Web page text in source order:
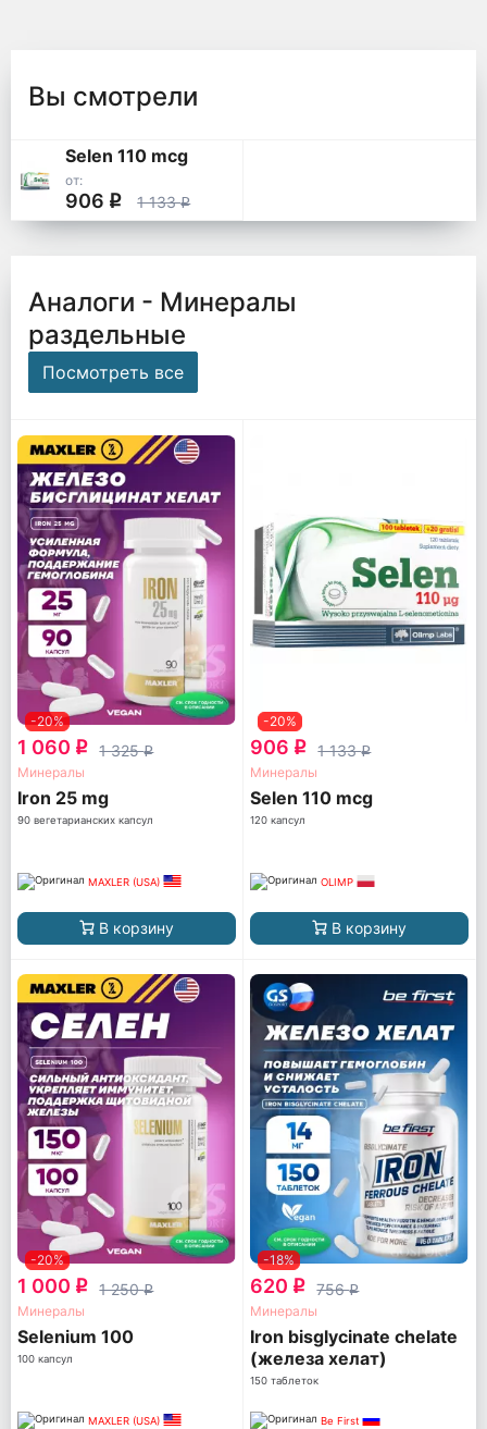
Вы смотрели
Selen 110 mcg
от:
906 q 1 133q
Аналоги - Минералы
раздельные
Посмотреть все
-20%
1 060 q 1 325q
Минералы
Iron 25 mg
90 вегетарианских капсул
MAXLER (USA)
В корзину
-20%
906 q 1 133q
Минералы
Selen 110 mcg
120 капсул
OLIMP
В корзину
-20%
1 000 q 1 250q
Минералы
Selenium 100
100 капсул
MAXLER (USA)
-18%
620 q 756q
Минералы
Iron bisglycinate chelate
(железа хелат)
150 таблеток
Be First